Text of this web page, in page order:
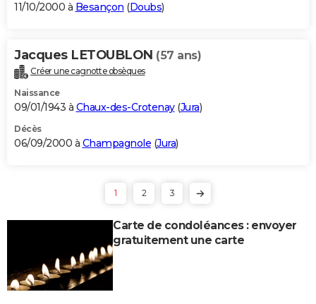
11/10/2000 à Besançon (Doubs)
Jacques LETOUBLON (57 ans)
Créer une cagnotte obsèques
Naissance
09/01/1943 à Chaux-des-Crotenay(Jura)
Décès
06/09/2000 à Champagnole (Jura)
1 2 3
Carte de condoléances : envoyer
gratuitement une carte